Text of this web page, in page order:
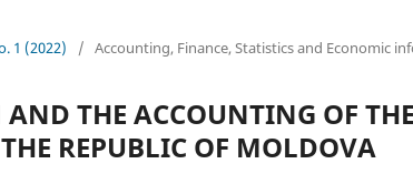
1 (2022) / Accounting, Finance, Statistics and Economic
THE ACCOUNTING OF
REPUBLIC OF MOLDOVA